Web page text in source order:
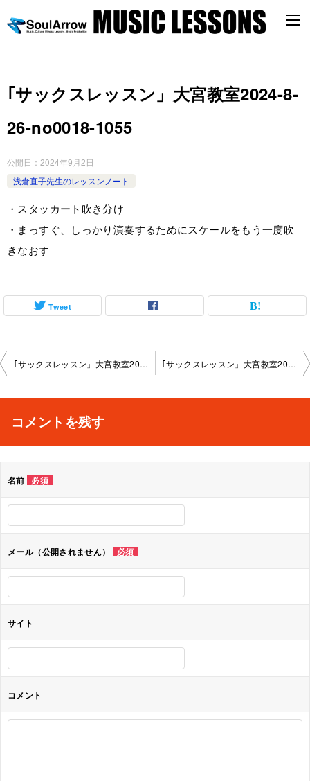
｢サックスレッスン」大宮教室2024-8-
26-­no0018-­1055
公開日： 2024年9月2日
浅倉直子先生のレッスンノート
・スタッカート吹き分け
・まっすぐ、しっかり演奏するためにスケールをもう一度吹
きなおす
Tweet
投
ビ
シ
ョ
ン
｢サックスレッスン」大宮教室2024-7-30-­no0018-­1055 ｢サックスレッスン」大宮教室2024-8-5-­no0018-­1055
コメントを残す
名前 必須
メール（公開されません） 必須
サイト
コメント